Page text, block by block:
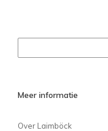
Meer informatie
Over Laimböck